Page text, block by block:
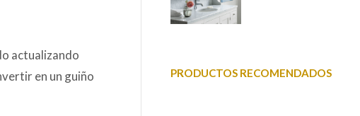
actualizando
en un guiño
PRODUCTOS RECOMENDADOS